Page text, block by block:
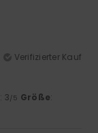
Verifizierter Kauf
: 3/5 Größe: